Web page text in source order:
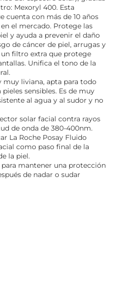
Mexoryl 400. Esta
cuenta con más de 10 años
el mercado. Protege las
y ayuda a prevenir el daño
de cáncer de piel, arrugas y
un filtro extra que protege
Unifica el tono de la
muy liviana, apta para todo
sensibles. Es de muy
al agua y al sudor y no
solar facial contra rayos
de onda de 380-400nm.
La Roche Posay Fluido
como paso final de la
la piel.
mantener una protección
de nadar o sudar